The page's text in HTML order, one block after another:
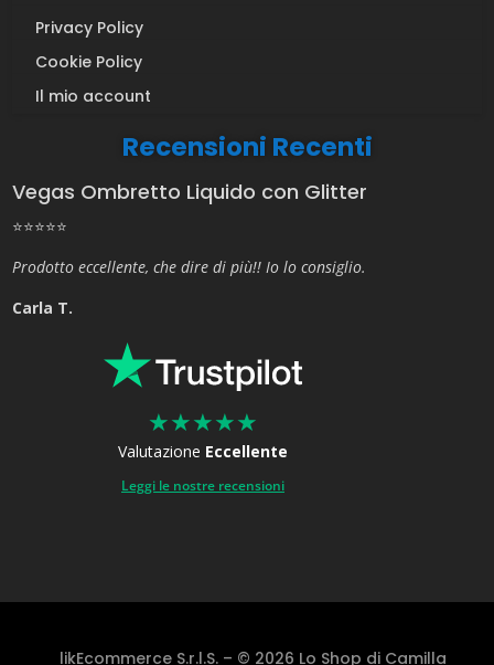
Privacy Policy
Cookie Policy
Il mio account
Recensioni Recenti
Vegas Ombretto Liquido con Glitter
⭐⭐⭐⭐⭐
Prodotto eccellente, che dire di più!! Io lo consiglio.
Carla T.
★★★★★
Valutazione Eccellente
Leggi le nostre recensioni
likEcommerce S.r.l.S. – © 2026 Lo Shop di Camilla